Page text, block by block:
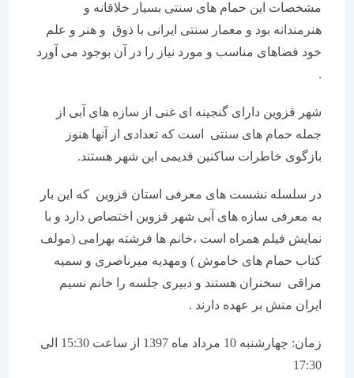
مشخصات این حمام های سنتی بسیار خلاقانه و
هنرمندانه بود و معمار سنتی ایرانی با ذوق و هنر و علم
خود فضاهای مناسب و مورد نیاز را در آن بوجود می آورد
شهر قزوین دارای گنجینه ای غنی از سازه های آبی از
جمله حمام های سنتی است که تعدادی از آنها هنوز
بازگوی خاطرات ساکنین قدیمی این شهر هستند.
در سلسله نشست های معرفی استان قزوین که این بار
به معرفی سازه های آبی شهر قزوین اختصاص دارد و با
نمایش فیلم همراه است ،خانم ها فرشته بهرامی (مولف
کتاب حمام های خاموش ) ومهدیه میرناصری و سمیه
مراقی سخنران هستند و دبیری جلسه را خانم نسیم
ایران منش بر عهده دارند .
زمان: چهارشنبه 10 مرداد ماه 1397 از ساعت 15:30 الی